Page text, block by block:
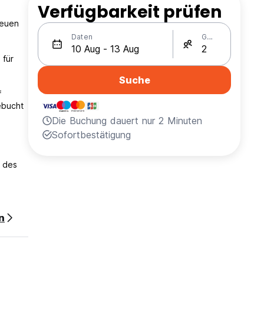
für
Verfügbarkeit prüfen
Daten Gäste
Suche
Die Buchung dauert nur 2 Minuten
Sofortbestätigung